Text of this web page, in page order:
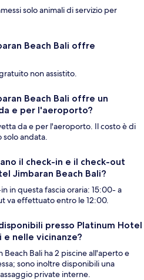
solo animali di servizio per
Beach Bali offre
non assistito.
Beach Bali offre un
e per l'aeroporto?
da e per l'aeroporto. Il costo è di
andata.
il check-in e il check-out
Jimbaran Beach Bali?
in questa fascia oraria: 15:00- a
va effettuato entro le 12:00.
presso Platinum Hotel
e nelle vicinanze?
Beach Bali ha 2 piscine all'aperto e
sono inoltre disponibili una
private interne.